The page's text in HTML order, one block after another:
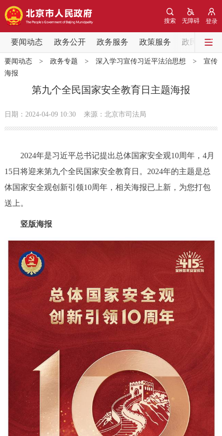
登录
无障碍
搜索
要闻动态 政务公开 政务服务 政策服务 政民互动
要闻动态
党中央精神 国务院信息 中央部委动态
北京要闻 会议信息 部门动态
各区热点
市领导 机构职能 政策服务
政务服务
个人服务
便民服务 利企服务 投资项目
中介服务
政民互动
12345网上接诉即办 我要咨询 我要建议
参与调查 在线访谈 图说互动
要闻动态> 政务专题 > 深入学习宣传习近平法治思想 > 宣传
海报
第九个全民国家安全教育日主题海报
日期：2024-04-09 10:30 来源：北京市司法局
2024年是习近平总书记提出总体国家安全观10周年，4月
15日将迎来第九个全民国家安全教育日。2024年的主题是总
体国家安全观创新引领10周年，相关海报已上新，为您打包
送上。
竖版海报